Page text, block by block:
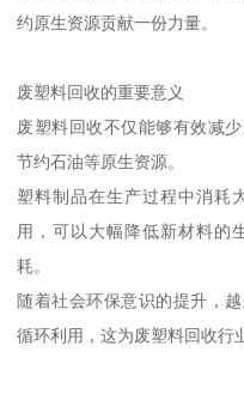
约原生资源贡献一份力量。
废塑料回收的重要意义
废塑料回收不仅能够有效减
节约石油等原生资源。
塑料制品在生产过程中消耗
用，可以大幅降低新材料的
耗。
随着社会环保意识的提升，
循环利用，这为废塑料回收行